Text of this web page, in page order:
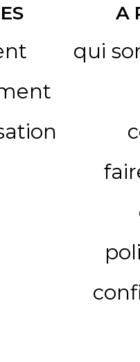
A
qui